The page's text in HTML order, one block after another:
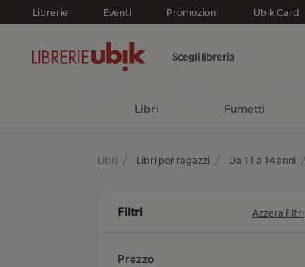
Librerie Eventi Promozioni Ubik Card
Scegli libreria
Libri Fumetti
Libri Libri per ragazzi Da 11 a 14 anni
Filtri Azzera filtri
Prezzo